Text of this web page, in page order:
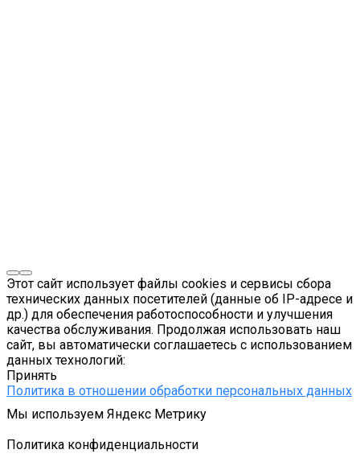
Этот сайт использует файлы cookies и сервисы сбора
технических данных посетителей (данные об IP-адресе и
др.) для обеспечения работоспособности и улучшения
качества обслуживания. Продолжая использовать наш
сайт, вы автоматически соглашаетесь с использованием
данных технологий:
Принять
Политика в отношении обработки персональных данных
Мы используем Яндекс Метрику
Политика конфиденциальности